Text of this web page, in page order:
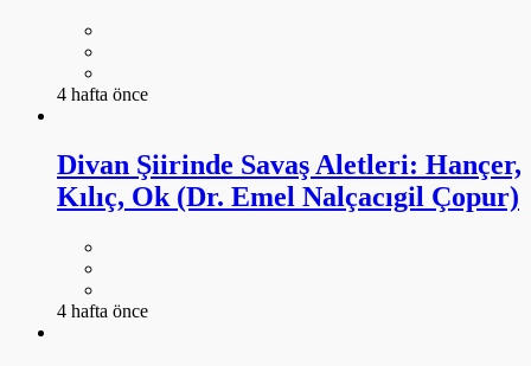
4 hafta önce
Divan Şiirinde Savaş Aletleri: Hançer,
Kılıç, Ok (Dr. Emel Nalçacıgil Çopur)
4 hafta önce